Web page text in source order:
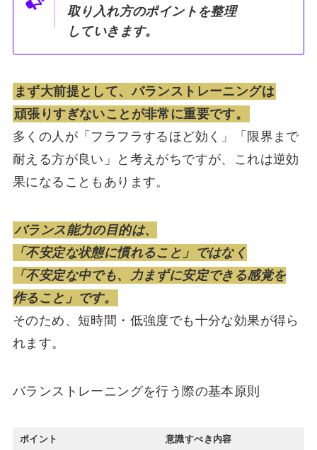
取り入れ方のポイントを整理
していきます。
まず大前提として、バランストレーニングは
頑張りすぎないことが非常に重要です。
多くの人が「フラフラするほど効く」「限界まで
耐える方が良い」と考えがちですが、これは逆効
果になることもあります。
バランス能力の目的は、
「不安定な状態に慣れること」ではなく
「不安定な中でも、力まずに安定できる感覚を
作ること」です。
そのため、短時間・低強度でも十分な効果が得ら
れます。
バランストレーニングを行う際の基本原則
ポイント 意識すべき内容